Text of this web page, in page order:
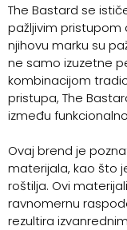
The Bastard se
pažljivim pristupom
njihovu marku su
ne samo izuzetne
kombinacijom
pristupa, The
između
Ovaj brend je
materijala, kao što
roštilja. Ovi
ravnomernu
rezultira